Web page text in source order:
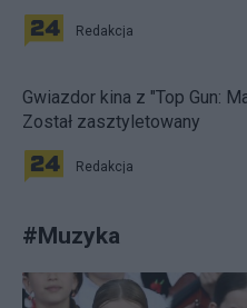
Redakcja
Gwiazdor kina z "Top Gun:
Został zasztyletowany
Redakcja
#Muzyka